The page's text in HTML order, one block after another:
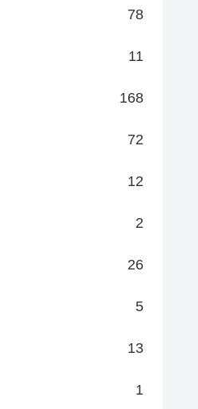
78
11
168
72
12
2
26
5
13
1